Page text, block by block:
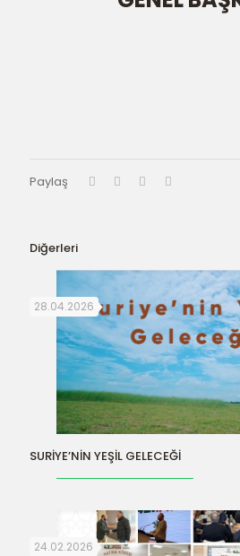
Paylaş
Diğerleri
28.04.2026
SURİYE’NİN YEŞİL GELECEĞİ
24.02.2026